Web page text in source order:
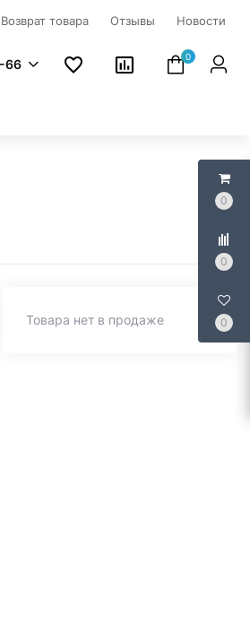
0
0
0
Возврат товара Отзывы Новости
66
0
Товара нет в продаже